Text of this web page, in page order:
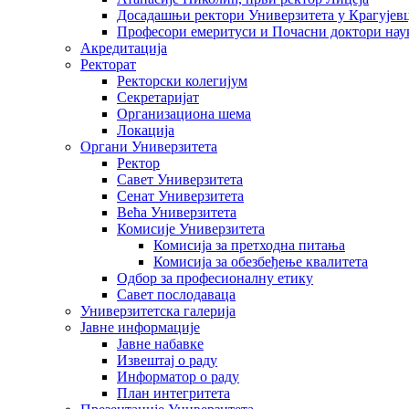
Досадашњи ректори Универзитета у
Професори емеритуси и Почасни доктори
Акредитација
Ректорат
Ректорски колегијум
Секретаријат
Организациона шема
Локација
Органи Универзитета
Ректор
Савет Универзитета
Сенат Универзитета
Већа Универзитета
Комисије Универзитета
Комисија за претходна питања
Комисија за обезбеђење квалитета
Одбор за професионалну етику
Савет послодаваца
Универзитетска галерија
Јавне информације
Јавне набавке
Извештај о раду
Информатор о раду
План интегритета